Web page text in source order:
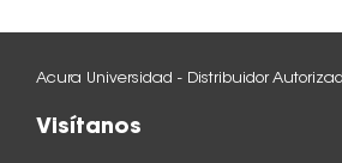
Acura Universidad - Distribuidor
Visítanos